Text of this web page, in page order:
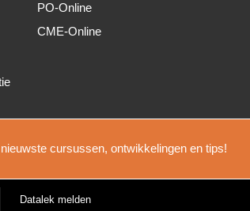
PO-Online
CME-Online
cursussen, ontwikkelingen en tips!
Datalek melden